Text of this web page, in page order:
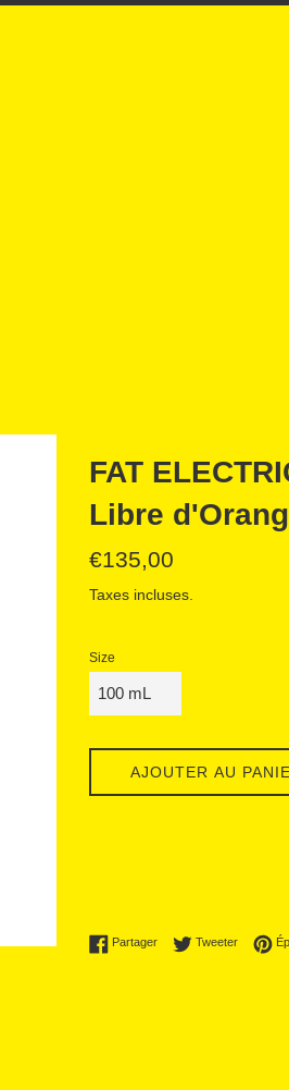
FAT
Libre
Prix
€135,00
Taxes incluses.
Size
AJOUTER AU
PartagerPartager sur Facebook
TweeterTweeter